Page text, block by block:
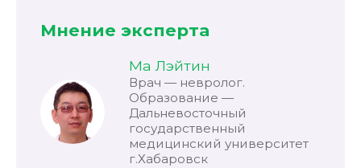
Мнение эксперта
Ма Лэйтин
Врач — невролог.
Образование —
Дальневосточный
государственный
медицинский университет
г.Хабаровск